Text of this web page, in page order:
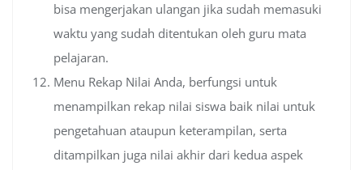
bisa mengerjakan ulangan jika sudah memasuki
waktu yang sudah ditentukan oleh guru mata
pelajaran.
Menu Rekap Nilai Anda, berfungsi untuk
menampilkan rekap nilai siswa baik nilai untuk
pengetahuan ataupun keterampilan, serta
ditampilkan juga nilai akhir dari kedua aspek